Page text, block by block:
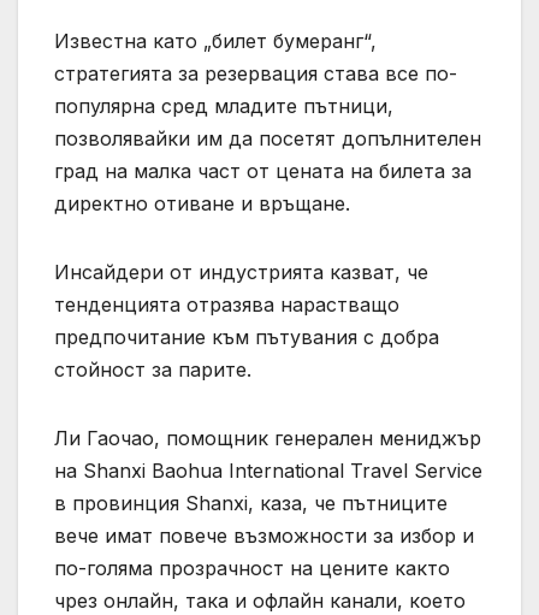
Известна като „билет бумеранг“,
стратегията за резервация става все по-
популярна сред младите пътници,
позволявайки им да посетят допълнителен
град на малка част от цената на билета за
директно отиване и връщане.
Инсайдери от индустрията казват, че
тенденцията отразява нарастващо
предпочитание към пътувания с добра
стойност за парите.
Ли Гаочао, помощник генерален мениджър
на Shanxi Baohua International Travel Service
в провинция Shanxi, каза, че пътниците
вече имат повече възможности за избор и
по-голяма прозрачност на цените както
чрез онлайн, така и офлайн канали, което